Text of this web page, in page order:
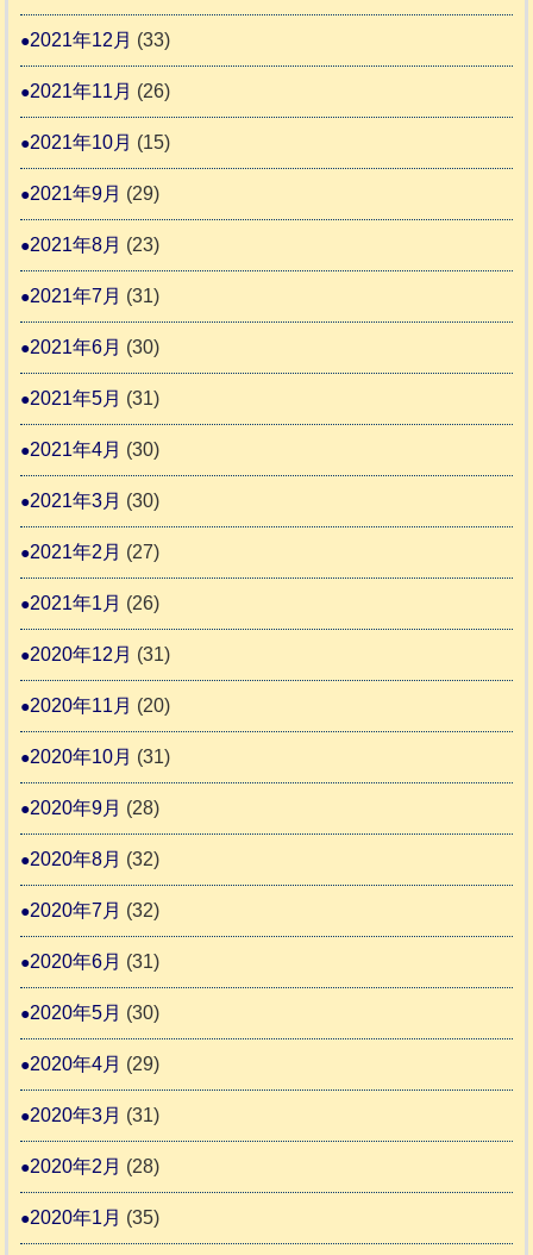
2021年12月 (33)
2021年11月 (26)
2021年10月 (15)
2021年9月 (29)
2021年8月 (23)
2021年7月 (31)
2021年6月 (30)
2021年5月 (31)
2021年4月 (30)
2021年3月 (30)
2021年2月 (27)
2021年1月 (26)
2020年12月 (31)
2020年11月 (20)
2020年10月 (31)
2020年9月 (28)
2020年8月 (32)
2020年7月 (32)
2020年6月 (31)
2020年5月 (30)
2020年4月 (29)
2020年3月 (31)
2020年2月 (28)
2020年1月 (35)